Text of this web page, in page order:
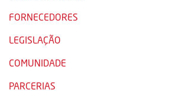
FORNECEDORES
LEGISLAÇÃO
COMUNIDADE
PARCERIAS